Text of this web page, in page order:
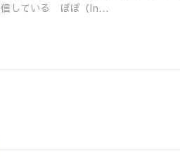
信している ぽぽ（In...